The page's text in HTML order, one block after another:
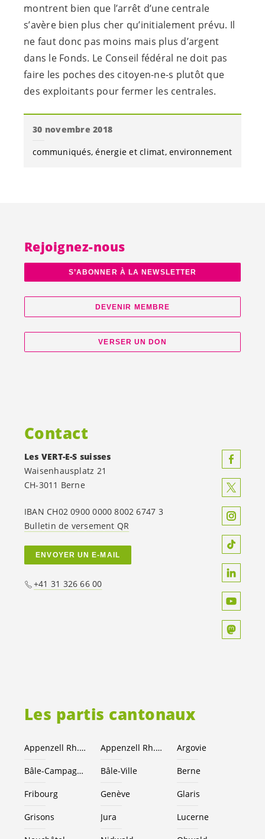
montrent bien que l’arrêt d’une centrale
s’avère bien plus cher qu’initialement prévu. Il
ne faut donc pas moins mais plus d’argent
dans le Fonds. Le Conseil fédéral ne doit pas
faire les poches des citoyen-ne-s plutôt que
des exploitants pour fermer les centrales.
30 novembre 2018
communiqués énergie et climat environnement
Les partis cantonaux
Appenzell Rh.-Ext. Appenzell Rh.-I. Argovie
Bâle-Campagne Bâle-Ville Berne
Fribourg Genève Glaris
Grisons Jura Lucerne
Rejoignez-nous
S’ABONNER À LA NEWSLETTER
DEVENIR MEMBRE
VERSER UN DON
Contact
Les VERT-E-S suisses
Waisenhausplatz 21
CH-3011 Berne
IBAN CH02 0900 0000 8002 6747 3
Bulletin de versement QR
ENVOYER UN E-MAIL
+41 31 326 66 00